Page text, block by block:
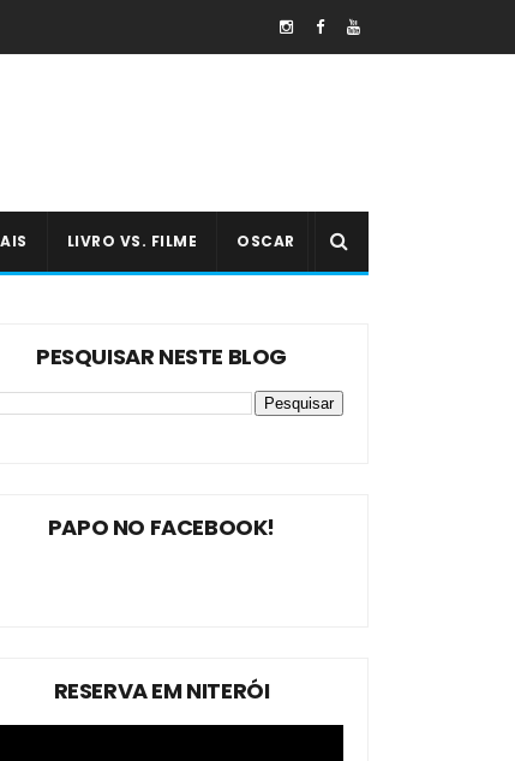
LIVRO VS. FILME OSCAR
PESQUISAR NESTE BLOG
PAPO NO FACEBOOK!
RESERVA EM NITERÓI